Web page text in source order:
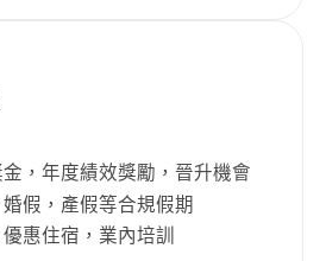
，年度績效獎勵，晉升機會
假，產假等合規假期
惠住宿，業內培訓